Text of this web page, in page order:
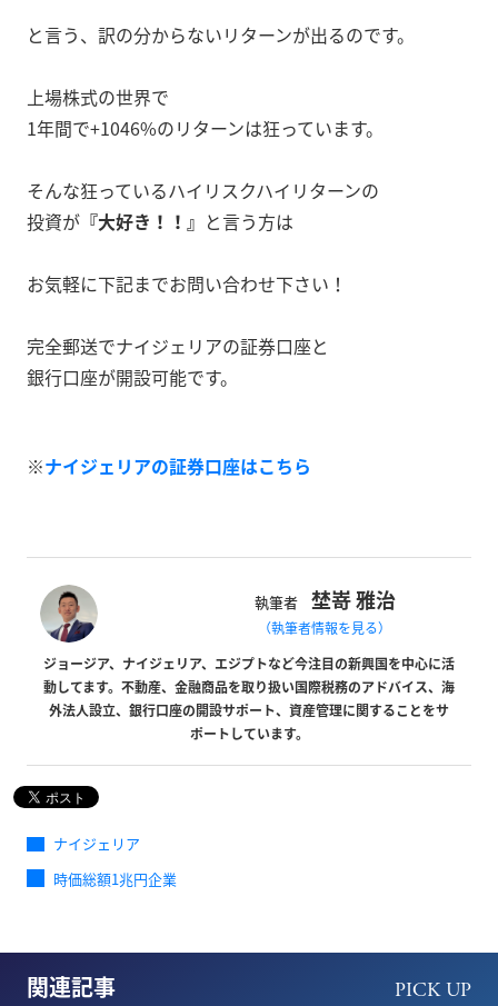
と言う、訳の分からないリターンが出るのです。
上場株式の世界で
1年間で+1046%のリターンは狂っています。
そんな狂っているハイリスクハイリターンの
投資が 『大好き！！』 と言う方は
お気軽に下記までお問い合わせ下さい！
完全郵送でナイジェリアの証券口座と
銀行口座が開設可能です。
※ナイジェリアの証券口座はこちら
執筆者 埜嵜 雅治
（執筆者情報を見る）
ジョージア、ナイジェリア、エジプトなど今注目の新興国を中心に活
動してます。不動産、金融商品を取り扱い国際税務のアドバイス、海
外法人設立、銀行口座の開設サポート、資産管理に関することをサ
ポートしています。
ナイジェリア
時価総額1兆円企業
関連記事 PICK UP